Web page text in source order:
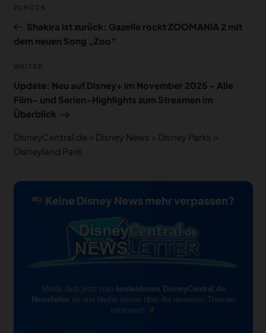
Beitrag
Shakira ist zurück: Gazelle rockt ZOOMANIA 2 mit
dem neuen Song „Zoo“
Beitrag
Update: Neu auf Disney+ im November 2025 – Alle
Film- und Serien-Highlights zum Streamen im
Überblick
DisneyCentral.de » Disney News » Disney Parks »
Disneyland Paris
Keine Disney News mehr verpassen?
Melde dich jetzt zum kostenlosen DisneyCentral.de
Newsletteran und bleibe immer über die neuesten Themen
informiert!